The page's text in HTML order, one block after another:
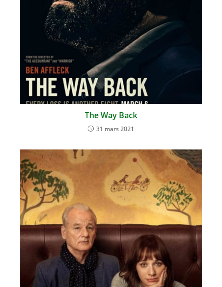
The Way Back
31 mars 2021